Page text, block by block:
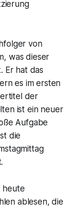
von
was dieser
Er hat das
es im ersten
der
ist ein neuer
Aufgabe
die
heute
ablesen, die